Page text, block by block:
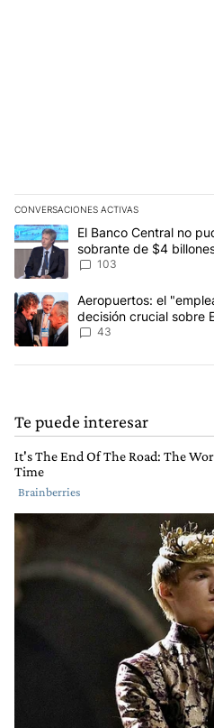
CONVERSACIONES ACTIVAS
Este listado muestra los artículos
Un artículo de tendencia con el
El Banco Central no
sobrante de $4
103
Un artículo de tendencia con el
Aeropuertos: el
decisión crucial sobre
43